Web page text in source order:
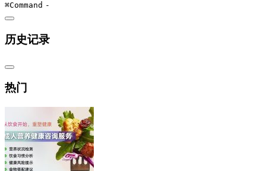
⌘Command -
历史记录
热门